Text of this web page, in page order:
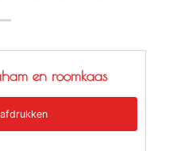
en roomkaas